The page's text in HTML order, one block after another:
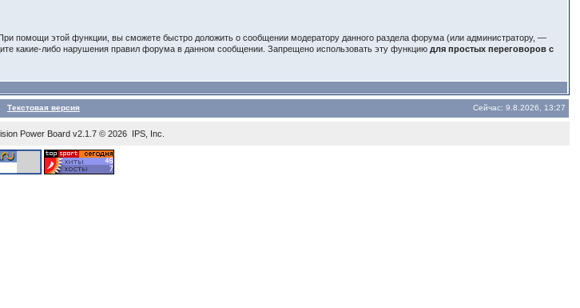
помощи этой функции, вы сможете быстро доложить о сообщении модератору данного раздела форума (или администратору, —
какие-либо нарушения правил форума в данном сообщении. Запрещено использовать эту функцию для простых переговоров с
Текстовая версия Сейчас: 9.8.2026, 13:27
Power Board v2.1.7 © 2026 IPS, Inc.